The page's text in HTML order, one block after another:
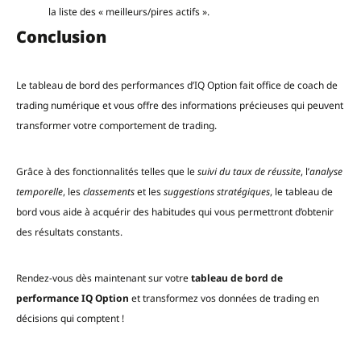
la liste des « meilleurs/pires actifs ».
Conclusion
Le tableau de bord des performances d’IQ Option fait office de coach de
trading numérique et vous offre des informations précieuses qui peuvent
transformer votre comportement de trading.
Grâce à des fonctionnalités telles que lesuivi du taux de réussite, l’analyse
temporelle, lesclassementset lessuggestions stratégiques, le tableau de
bord vous aide à acquérir des habitudes qui vous permettront d’obtenir
des résultats constants.
Rendez-vous dès maintenant sur votretableau de bord de
performance IQ Option et transformez vos données de trading en
décisions qui comptent !